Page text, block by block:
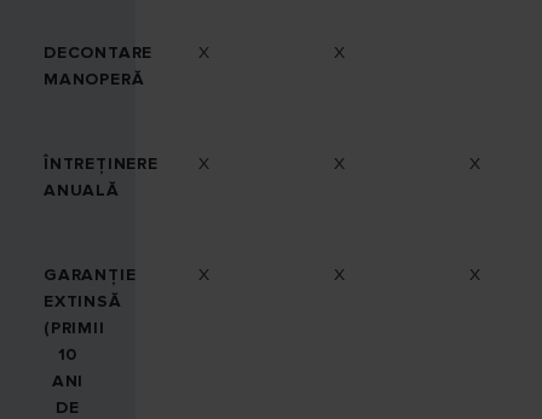
DECONTARE
MANOPERĂ
X X
ÎNTREȚINERE
ANUALĂ
X X X
GARANȚIE
EXTINSĂ
(PRIMII
10
ANI
DE
X X X